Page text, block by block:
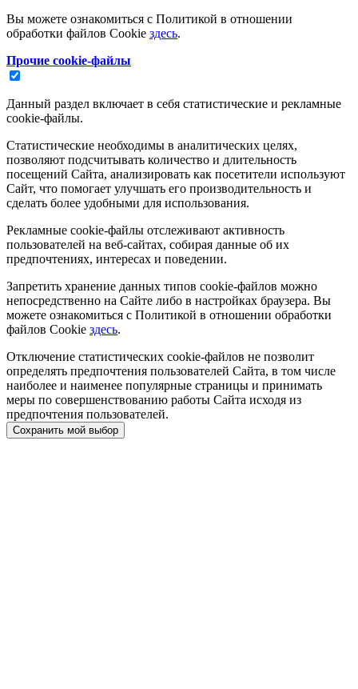
Вы можете ознакомиться с Политикой в отношении
обработки файлов Cookie здесь.
Прочие cookie-файлы
Данный раздел включает в себя статистические и рекламные
cookie-файлы.
Статистические необходимы в аналитических целях,
позволяют подсчитывать количество и длительность
посещений Сайта, анализировать как посетители используют
Сайт, что помогает улучшать его производительность и
сделать более удобными для использования.
Рекламные cookie-файлы отслеживают активность
пользователей на веб-сайтах, собирая данные об их
предпочтениях, интересах и поведении.
Запретить хранение данных типов cookie-файлов можно
непосредственно на Сайте либо в настройках браузера. Вы
можете ознакомиться с Политикой в отношении обработки
файлов Cookie здесь.
Отключение статистических cookie-файлов не позволит
определять предпочтения пользователей Сайта, в том числе
наиболее и наименее популярные страницы и принимать
меры по совершенствованию работы Сайта исходя из
предпочтения пользователей.
Сохранить мой выбор